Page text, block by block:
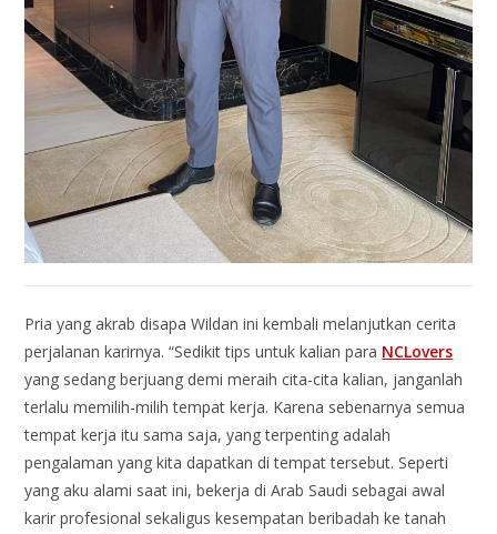
Pria yang akrab disapa Wildan ini kembali melanjutkan cerita
perjalanan karirnya. “Sedikit tips untuk kalian para NCLovers
yang sedang berjuang demi meraih cita-cita kalian, janganlah
terlalu memilih-milih tempat kerja. Karena sebenarnya semua
tempat kerja itu sama saja, yang terpenting adalah
pengalaman yang kita dapatkan di tempat tersebut. Seperti
yang aku alami saat ini, bekerja di Arab Saudi sebagai awal
karir profesional sekaligus kesempatan beribadah ke tanah